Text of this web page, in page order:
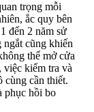
trọng mỗi
ắc quy bên
đến 2 năm sử
cũng khiến
thể mở cửa
việc kiểm tra và
cùng cần thiết.
phục hồi bo